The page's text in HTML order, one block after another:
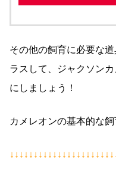
その他の飼育に必要な
ラスして、ジャクソン
にしましょう！
カメレオンの基本的な